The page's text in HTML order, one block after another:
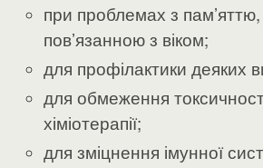
при проблемах з пам’яттю,
пов’язанною з віком;
для профілактики деяких
для обмеження
хіміотерапії;
для зміцнення імунної